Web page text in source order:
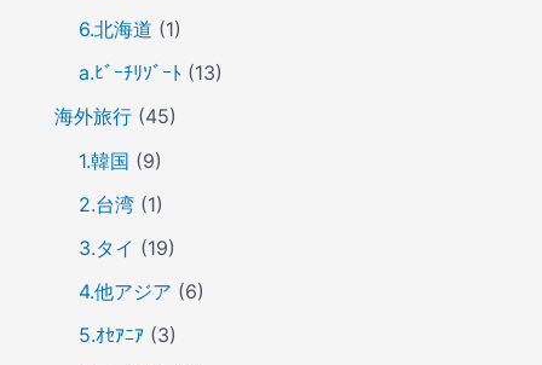
6.北海道 (1)
a.ﾋﾞｰﾁﾘｿﾞｰﾄ (13)
海外旅行(45)
1.韓国 (9)
2.台湾(1)
3.タイ (19)
4.他アジア (6)
5.ｵｾｱﾆｱ(3)